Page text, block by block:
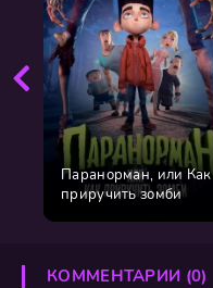
Паранорман, или Как
приручить зомби
КОММЕНТАРИИ (0)